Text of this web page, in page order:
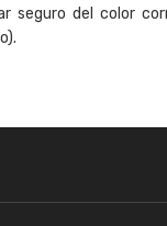
seguro del color